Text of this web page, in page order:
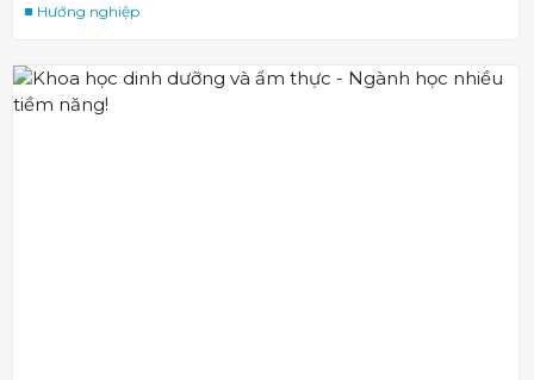
Hướng nghiệp